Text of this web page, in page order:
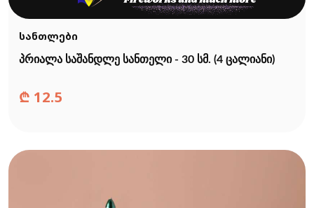
სანთლები
პრიალა საშანდლე სანთელი - 30 სმ. (4 ცალიანი)
₾ 12.5